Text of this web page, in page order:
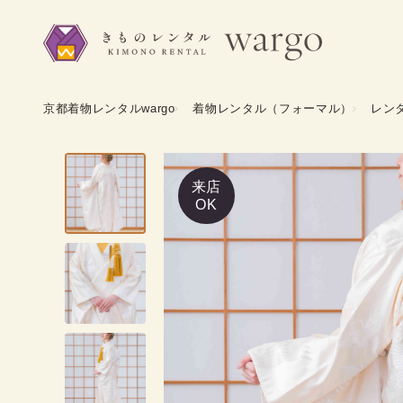
京都着物レンタルwargo 着物レンタル（フォーマル） レン
来店
OK